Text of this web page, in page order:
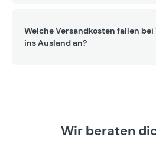
Welche Versandkosten fallen bei
ins Ausland an?
Wir beraten